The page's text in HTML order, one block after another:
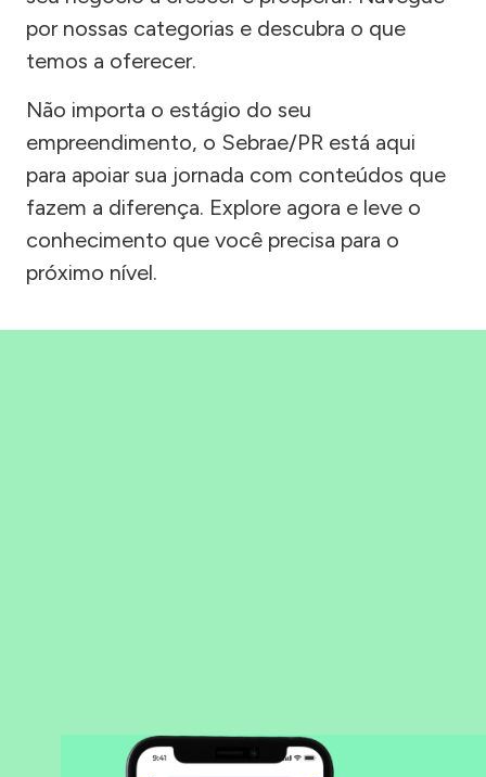
por nossas categorias e descubra o que
temos a oferecer.
Não importa o estágio do seu
empreendimento, o Sebrae/PR está aqui
para apoiar sua jornada com conteúdos que
fazem a diferença. Explore agora e leve o
conhecimento que você precisa para o
próximo nível.